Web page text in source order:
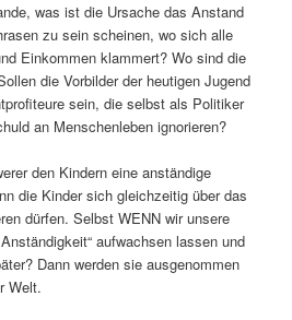
was ist die Ursache das Anstand
zu sein scheinen, wo sich alle
Einkommen klammert? Wo sind die
die Vorbilder der heutigen Jugend
sein, die selbst als Politiker
an Menschenleben ignorieren?
den Kindern eine anständige
die Kinder sich gleichzeitig über das
dürfen. Selbst WENN wir unsere
aufwachsen lassen und
Dann werden sie ausgenommen
Welt.